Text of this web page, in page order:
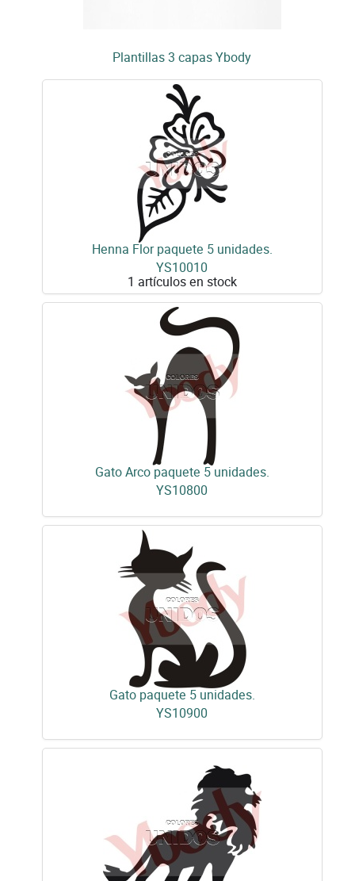
Plantillas 3 capas Ybody
Henna Flor paquete 5 unidades.
YS10010
1 artículos en stock
Gato Arco paquete 5 unidades.
YS10800
Gato paquete 5 unidades.
YS10900